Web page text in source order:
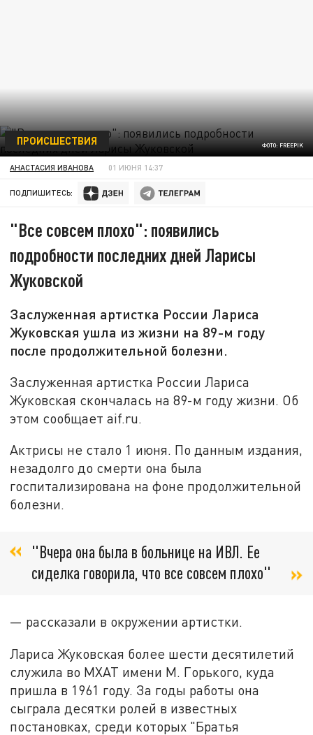
ФОТО: FREEPIK
ПРОИСШЕСТВИЯ
АНАСТАСИЯ ИВАНОВА 01 ИЮНЯ 14:37
ПОДПИШИТЕСЬ:
"Все совсем плохо": появились
подробности последних дней Ларисы
Жуковской
Заслуженная артистка России Лариса
Жуковская ушла из жизни на 89-м году
после продолжительной болезни.
Заслуженная артистка России Лариса
Жуковская скончалась на 89-м году жизни. Об
этом сообщает aif.ru.
Актрисы не стало 1 июня. По данным издания,
незадолго до смерти она была
госпитализирована на фоне продолжительной
болезни.
"Вчера она была в больнице на ИВЛ. Ее
сиделка говорила, что все совсем плохо"
— рассказали в окружении артистки.
Лариса Жуковская более шести десятилетий
служила во МХАТ имени М. Горького, куда
пришла в 1961 году. За годы работы она
сыграла десятки ролей в известных
постановках, среди которых "Братья